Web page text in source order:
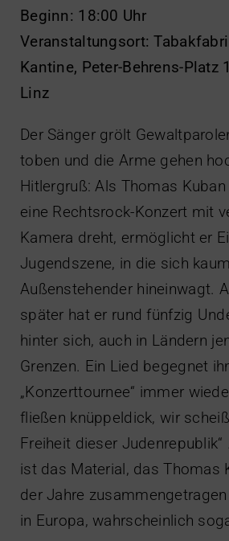
Beginn: 18:00 Uhr
Veranstaltungsort:
Kantine, Peter-Behrens-Platz
Linz
Der Sänger grölt
toben und die Arme gehen
Hitlergruß: Als Thomas
eine Rechtsrock-Konzert mit
Kamera dreht, ermöglicht er
Jugendszene, in die sich
Außenstehender hineinwagt.
später hat er rund fünfzig
hinter sich, auch in Ländern
Grenzen. Ein Lied begegnet
„Konzerttournee“ immer
fließen knüppeldick, wir
Freiheit dieser Judenrepublik“
ist das Material, das Thomas
der Jahre
in Europa, wahrscheinlich